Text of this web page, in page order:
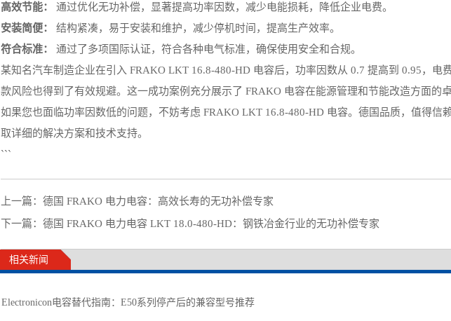
高效节能：
通过优化无功补偿，显著提高功率因数，减少电能损耗，降低企业电费。
安装简便：
结构紧凑，易于安装和维护，减少停机时间，提高生产效率。
符合标准：
通过了多项国际认证，符合各种电气标准，确保使用安全和合规。
某知名汽车制造企业在引入 FRAKO LKT 16.8-480-HD 电容后，功率因数从 0.7 提高到 0.95，电
款风险也得到了有效规避。这一成功案例充分展示了 FRAKO 电容在能源管理和节能改造方面的卓
如果您也面临功率因数低的问题，不妨考虑 FRAKO LKT 16.8-480-HD 电容。德国品质，值得信
取详细的解决方案和技术支持。
```
上一篇： 德国 FRAKO 电力电容：高效长寿的无功补偿专家
下一篇： 德国 FRAKO 电力电容 LKT 18.0-480-HD：钢铁冶金行业的无功补偿专家
相关新闻
Electronicon电容替代指南：E50系列停产后的兼容型号推荐